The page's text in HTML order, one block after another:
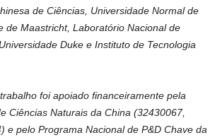
de Ciências, Universidade Normal de
de Maastricht, Laboratório Nacional de
Duke e Instituto de Tecnologia
foi apoiado financeiramente pela
Ciências Naturais da China (32430067,
e pelo Programa Nacional de P&D Chave da